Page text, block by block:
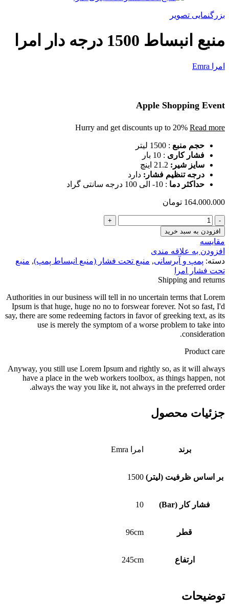
بزرگنمایی تصویر
منبع انبساط 1500 درجه دار امرا
امرا Emra
Apple Shopping Event
Hurry and get discounts up to 20% Read more
حجم منبع : 1500 لیتر
فشار کاری : 10 بار
سایز شیر : 21.2 اینچ
درجه تنظیم فشار : دارد
حداکثر دما : 10- الی 100 درجه سانتی گراد
164.000.000 تومان
منبع
انبساط
1500
درجه
دار
امرا
عدد
افزودن به سبد خرید
مقایسه
افزودن به علاقه مندی
دسته: پمپ و آبرسانی, منبع تحت فشار (منبع انبساط پمپ), منبع
تحت فشار امرا
Shipping and returns
Authorities in our business will tell in no uncertain terms that Lorem
Ipsum is that huge, huge no no to forswear forever. Not so fast, I'd
say, there are some redeeming factors in favor of greeking text, as its
use is merely the symptom of a worse problem to take into
consideration.
Product care
Anyway, you still use Lorem Ipsum and rightly so, as it will always
have a place in the web workers toolbox, as things happen, not
always the way you like it, not always in the preferred order.
جزئیات محصول
برند امرا Emra
بر اساس ظرفیت (لیتر) 1500
فشار کار (Bar) 10
قطر 96cm
ارتفاع 245cm
توضیحات